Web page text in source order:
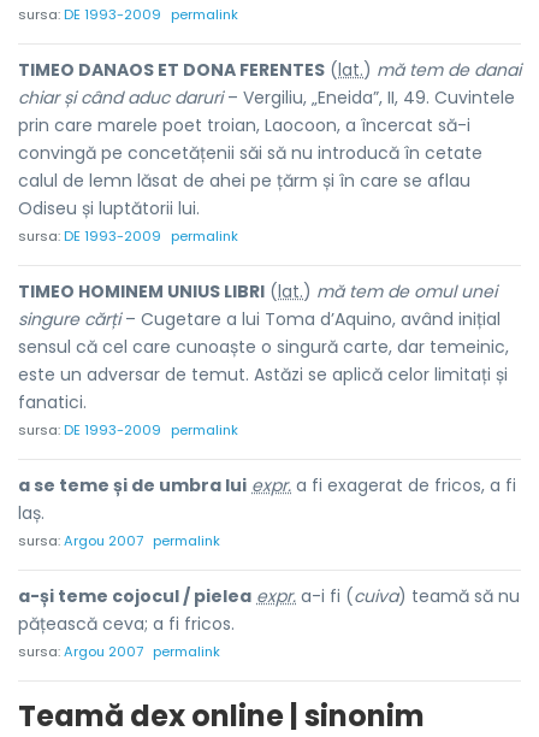
sursa:DE 1993-2009 permalink
TIMEO DANAOS ET DONA FERENTES (lat.) mă tem de danai
chiar și când aduc daruri– Vergiliu, „Eneida”, II, 49. Cuvintele
prin care marele poet troian, Laocoon, a încercat să-i
convingă pe concetățenii săi să nu introducă în cetate
calul de lemn lăsat de ahei pe țărm și în care se aflau
Odiseu și luptătorii lui.
sursa:DE 1993-2009 permalink
TIMEO HOMINEM UNIUS LIBRI (lat.) mă tem de omul unei
singure cărți– Cugetare a lui Toma d’Aquino, având inițial
sensul că cel care cunoaște o singură carte, dar temeinic,
este un adversar de temut. Astăzi se aplică celor limitați și
fanatici.
sursa:DE 1993-2009 permalink
a se teme și de umbra lui expr. a fi exagerat de fricos, a fi
laș.
sursa:Argou 2007 permalink
a-și teme cojocul / pielea expr. a-i fi (cuiva) teamă să nu
pățească ceva; a fi fricos.
sursa:Argou 2007 permalink
Teamă dex online | sinonim